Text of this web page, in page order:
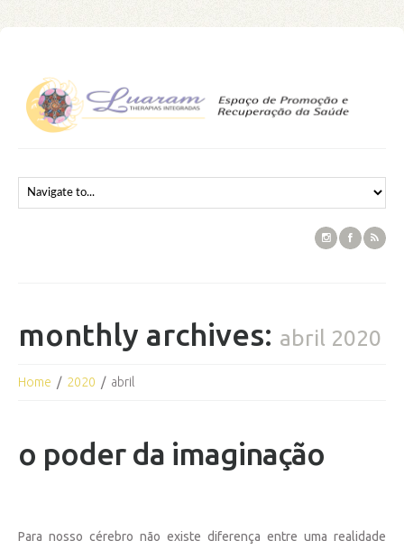
monthly archives: abril 2020
Home 2020 abril
o poder da imaginação
Para nosso cérebro não existe diferença entre uma realidade